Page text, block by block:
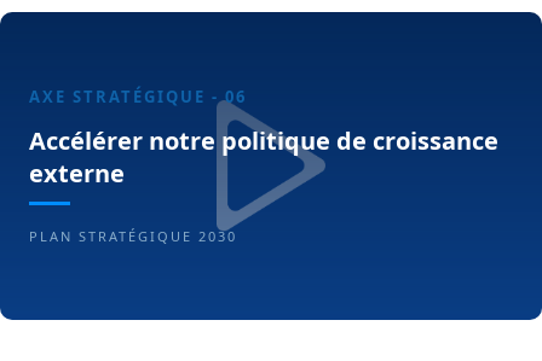
AXE STRATÉGIQUE - 06
Accélérer notre politique de croissance
externe
PLAN STRATÉGIQUE 2030